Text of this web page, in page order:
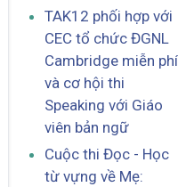
TAK12 phối hợp với
CEC tổ chức ĐGNL
Cambridge miễn phí
và cơ hội thi
Speaking với Giáo
viên bản ngữ
Cuộc thi Đọc - Học
từ vựng về Mẹ: